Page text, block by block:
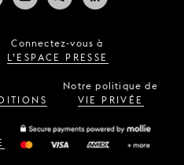
Connectez-vous à
L’ESPACE PRESSE
Notre politique de
VIE PRIVÉE